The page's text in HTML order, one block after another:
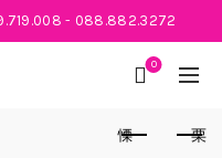
- 088.882.3272
0